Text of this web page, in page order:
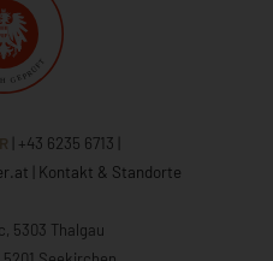
| +43 6235 6713
Kontakt & Standorte
5303 Thalgau